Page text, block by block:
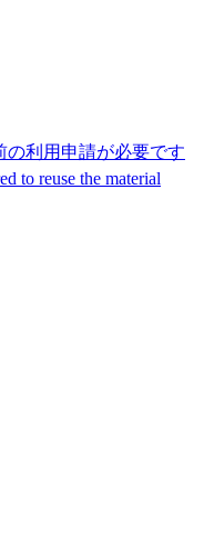
の利用申請が必要です
to reuse the material